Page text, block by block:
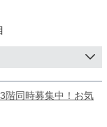
階同時募集中！お気